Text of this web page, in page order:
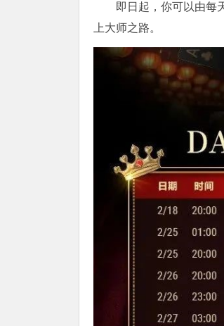
即日起，你可以由每
上大师之路。